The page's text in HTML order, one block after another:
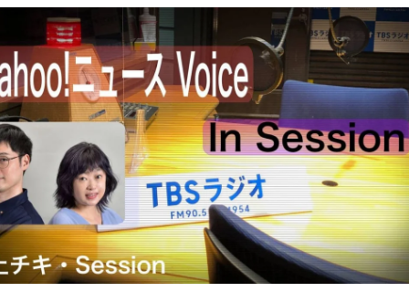
イベント・グッズ
YouTube
会社情報